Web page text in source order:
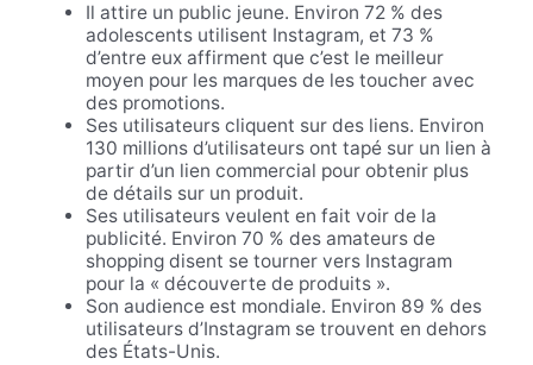
Il attire un public jeune. Environ 72 % des
adolescents utilisent Instagram, et 73 %
d’entre eux affirment que c’est le meilleur
moyen pour les marques de les toucher avec
des promotions.
Ses utilisateurs cliquent sur des liens. Environ
130 millions d’utilisateurs ont tapé sur un lien à
partir d’un lien commercial pour obtenir plus
de détails sur un produit.
Ses utilisateurs veulent en fait voir de la
publicité. Environ 70 % des amateurs de
shopping disent se tourner vers Instagram
pour la « découverte de produits ».
Son audience est mondiale. Environ 89 % des
utilisateurs d’Instagram se trouvent en dehors
des États-Unis.